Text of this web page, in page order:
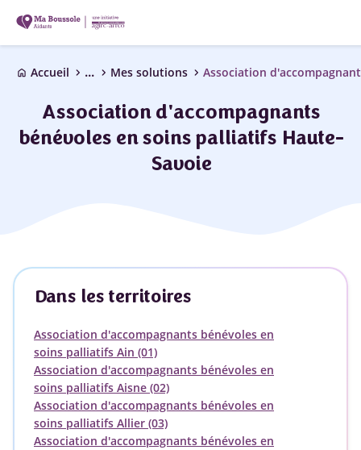
home Accueil chevron_right ... chevron_right Mes solutions chevron_right
Association d'accompagnants
bénévoles en soins palliatifs Haute-
Savoie
Dans les territoires
Association d'accompagnants bénévoles en
soins palliatifs Ain (01)
Association d'accompagnants bénévoles en
soins palliatifs Aisne (02)
Association d'accompagnants bénévoles en
soins palliatifs Allier (03)
Association d'accompagnants bénévoles en